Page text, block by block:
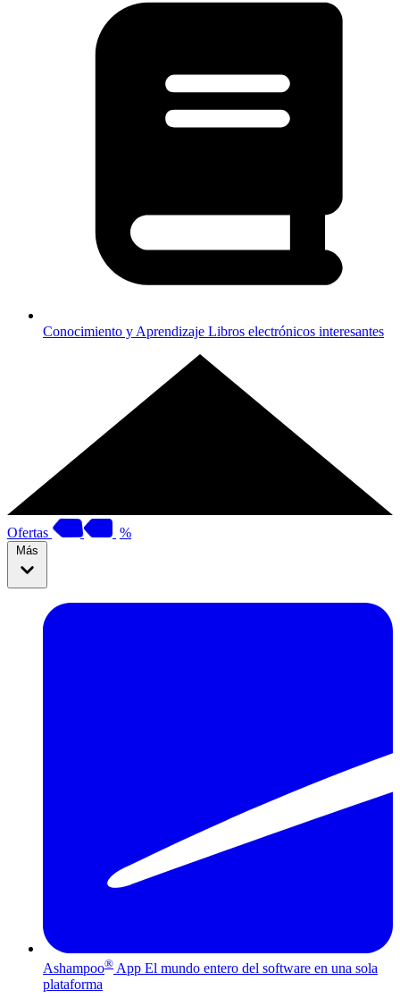
Conocimiento y Aprendizaje Libros electrónicos interesantes
Ofertas %
Más
Ashampoo® App El mundo entero del software en una sola
plataforma